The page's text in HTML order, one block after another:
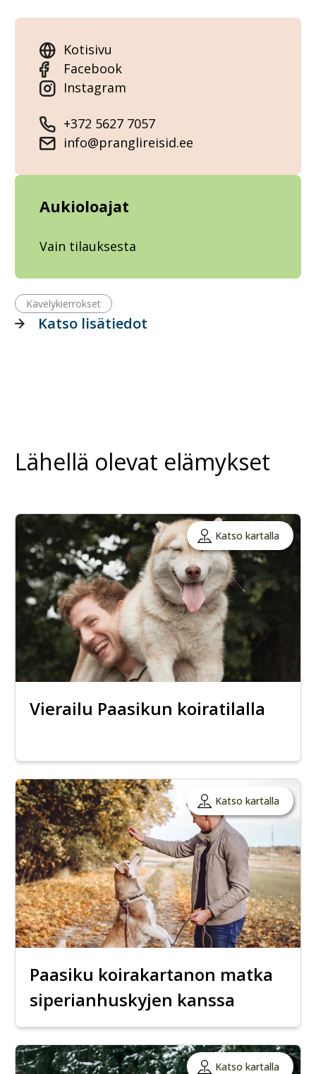
Kotisivu
Facebook
Instagram
+372 5627 7057
info@pranglireisid.ee
Aukioloajat
Vain tilauksesta
Kävelykierrokset
Katso lisätiedot
Lähellä olevat elämykset
Katso kartalla
Vierailu Paasikun koiratilalla
Katso kartalla
Paasiku koirakartanon matka
siperianhuskyjen kanssa
Katso kartalla